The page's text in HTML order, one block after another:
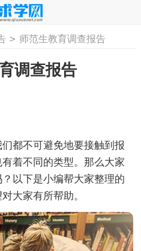
活动计划 学习计划
> 师范生教育调查报告
调查报告
都不可避免地要接触到报
着不同的类型。那么大家
以下是小编帮大家整理的
大家有所帮助。